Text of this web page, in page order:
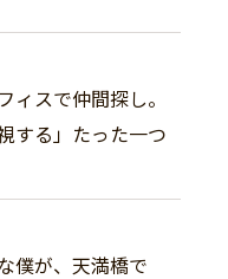
ィスで仲間探し。
する」たった一つ
僕が、天満橋で